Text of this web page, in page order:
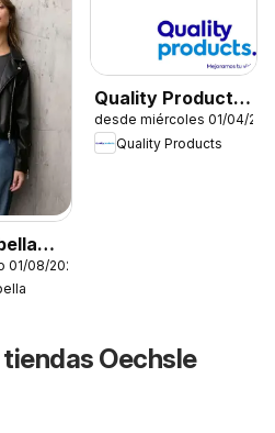
08/2026
Quality Products
catálogo
desde miércoles 01/04/2026
Quality Products
Oechsle